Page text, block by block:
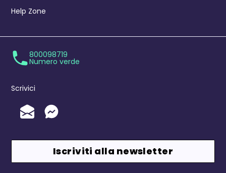
Help Zone
800098719
Numero verde
Scrivici
Invia un'Email
Messenger
Iscriviti alla newsletter